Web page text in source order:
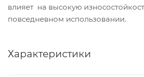
влияет на высокую
повседневном использовании.
Характеристики